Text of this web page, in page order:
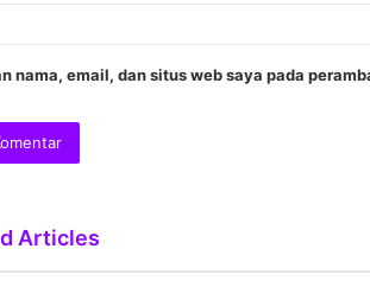
nama, email, dan situs web saya pada
Articles